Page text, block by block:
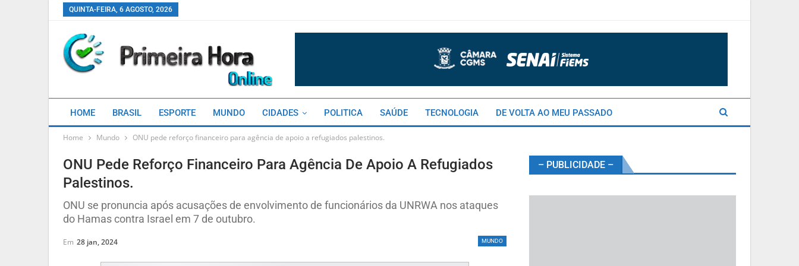
QUINTA-FEIRA, 6 AGOSTO, 2026
HOME BRASIL ESPORTE MUNDO CIDADES POLITICA SAÚDE TECNOLOGIA DE VOLTA AO MEU PASSADO
Home Mundo ONU pede reforço financeiro para agência de apoio a refugiados palestinos.
ONU Pede Reforço Financeiro Para Agência De Apoio A Refugiados
Palestinos.
ONU se pronuncia após acusações de envolvimento de funcionários da UNRWA nos ataques
do Hamas contra Israel em 7 de outubro.
MUNDO
Em 28 jan, 2024
– PUBLICIDADE –